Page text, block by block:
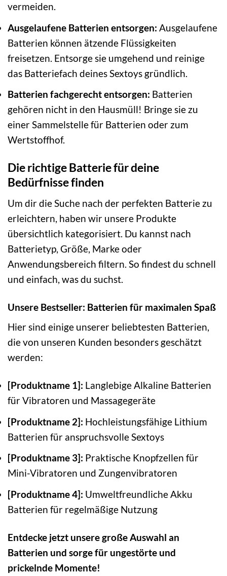
vermeiden.
Ausgelaufene Batterien entsorgen: Ausgelaufene
Batterien können ätzende Flüssigkeiten
freisetzen. Entsorge sie umgehend und reinige
das Batteriefach deines Sextoys gründlich.
Batterien fachgerecht entsorgen: Batterien
gehören nicht in den Hausmüll! Bringe sie zu
einer Sammelstelle für Batterien oder zum
Wertstoffhof.
Die richtige Batterie für deine
Bedürfnisse finden
Um dir die Suche nach der perfekten Batterie zu
erleichtern, haben wir unsere Produkte
übersichtlich kategorisiert. Du kannst nach
Batterietyp, Größe, Marke oder
Anwendungsbereich filtern. So findest du schnell
und einfach, was du suchst.
Unsere Bestseller: Batterien für maximalen Spaß
Hier sind einige unserer beliebtesten Batterien,
die von unseren Kunden besonders geschätzt
werden:
[Produktname 1]: Langlebige Alkaline Batterien
für Vibratoren und Massagegeräte
[Produktname 2]: Hochleistungsfähige Lithium
Batterien für anspruchsvolle Sextoys
[Produktname 3]: Praktische Knopfzellen für
Mini-Vibratoren und Zungenvibratoren
[Produktname 4]: Umweltfreundliche Akku
Batterien für regelmäßige Nutzung
Entdecke jetzt unsere große Auswahl an
Batterien und sorge für ungestörte und
prickelnde Momente!